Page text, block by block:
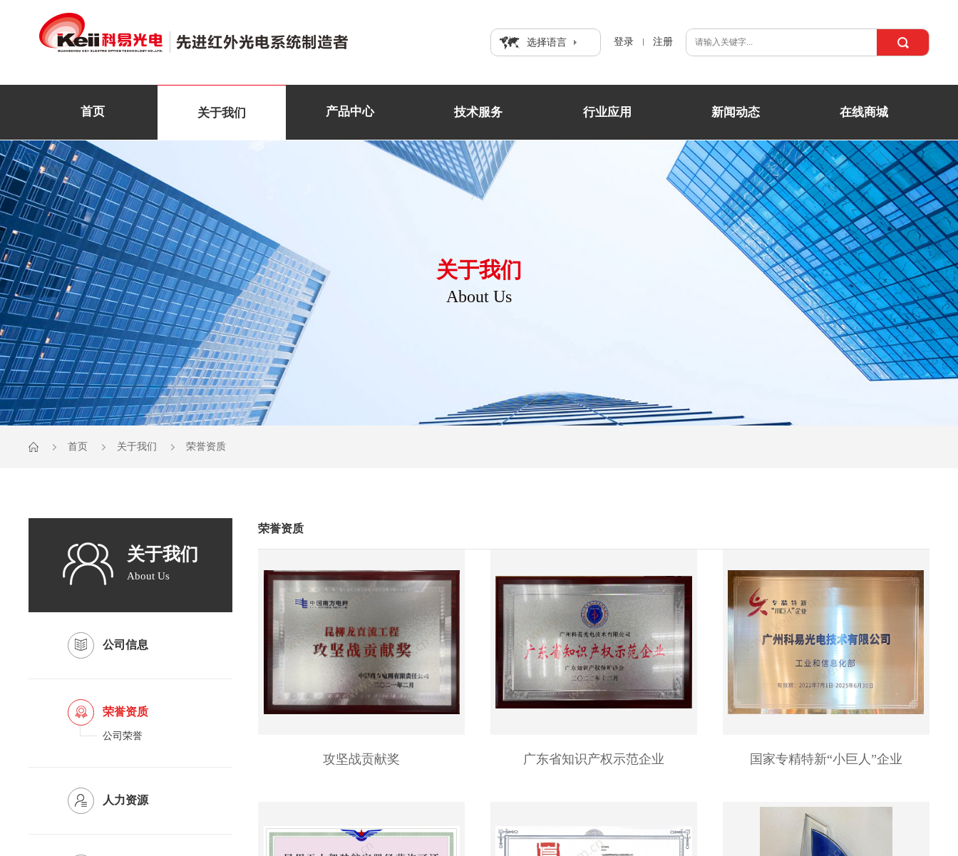
选择语言 登录 注册
首页 关于我们 产品中心 技术服务 行业应用 新闻动态 在线商城
关于我们
About Us
首页 关于我们 荣誉资质
关于我们
About Us
公司信息
荣誉资质
公司荣誉
人力资源
荣誉资质
攻坚战贡献奖 广东省知识产权示范企业 国家专精特新“小巨人”企业